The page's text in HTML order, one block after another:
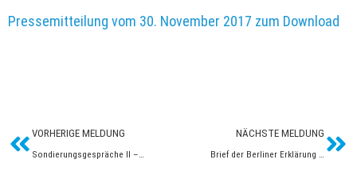
Pressemitteilung vom 30. November 2017 zum Download
Zurück
VORHERIGE MELDUNG NÄCHSTE MELDUNG